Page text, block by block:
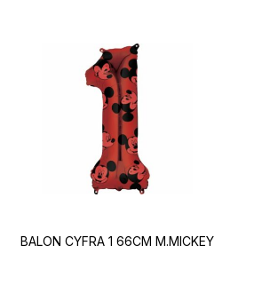
BALON CYFRA 1 66CM M.MICKEY